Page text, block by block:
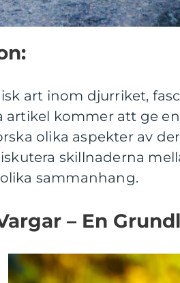
art inom djurriket,
artikel kommer att ge
olika aspekter av
skillnaderna
sammanhang.
– En